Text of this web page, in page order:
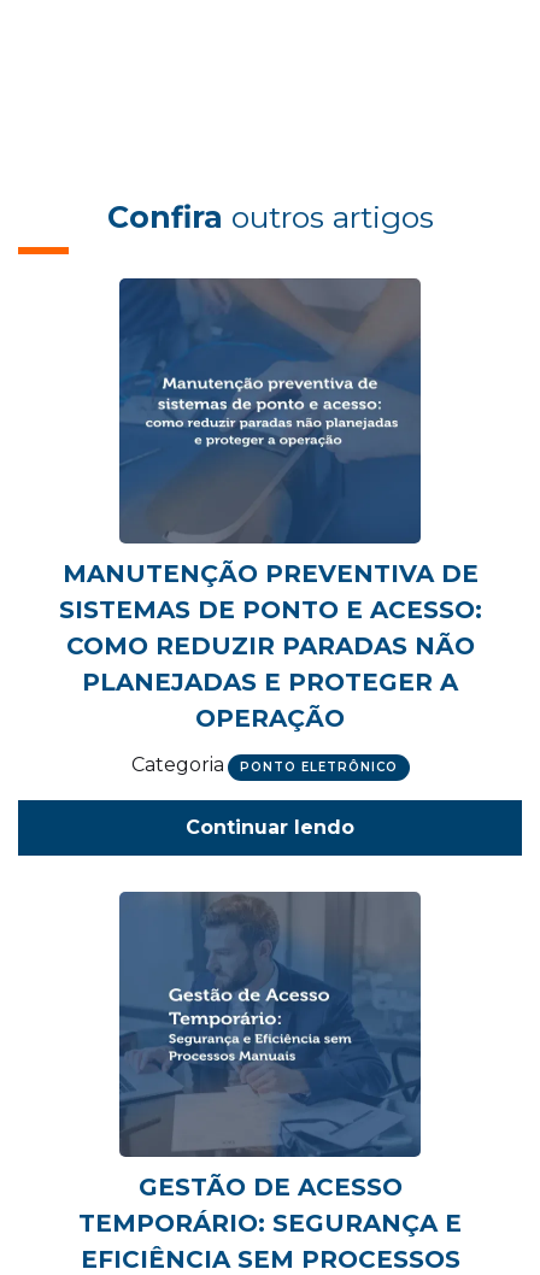
Confira outros artigos
MANUTENÇÃO PREVENTIVA DE
SISTEMAS DE PONTO E ACESSO:
COMO REDUZIR PARADAS NÃO
PLANEJADAS E PROTEGER A
OPERAÇÃO
Categoria PONTO ELETRÔNICO
Continuar lendo
GESTÃO DE ACESSO
TEMPORÁRIO: SEGURANÇA E
EFICIÊNCIA SEM PROCESSOS